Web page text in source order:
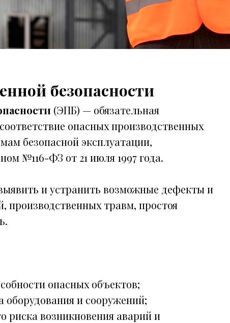
безопасности
(ЭПБ) — обязательная
опасных производственных
безопасной эксплуатации,
№116-ФЗ от 21 июля 1997 года.
и устранить возможные дефекты и
производственных травм, простоя
опасных объектов;
оборудования и сооружений;
риска возникновения аварий и